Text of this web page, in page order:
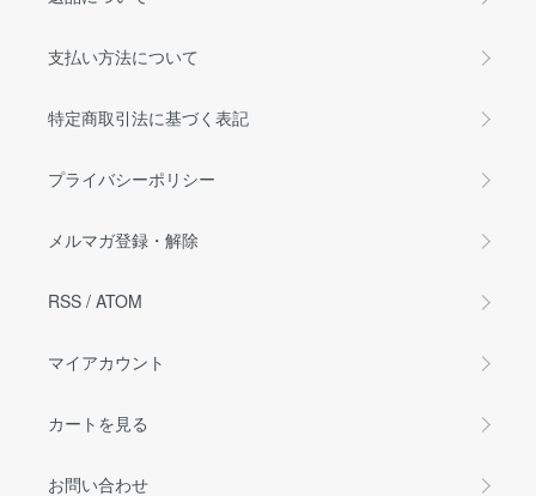
支払い方法について
特定商取引法に基づく表記
プライバシーポリシー
メルマガ登録・解除
RSS / ATOM
マイアカウント
カートを見る
お問い合わせ